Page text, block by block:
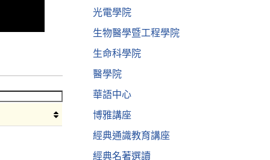
光電學院
生物醫學暨工程學院
生命科學院
醫學院
華語中心
博雅講座
經典通識教育講座
經典名著選讀